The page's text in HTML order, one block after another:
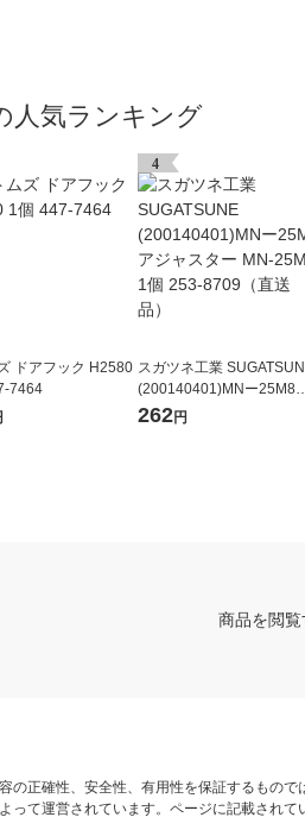
人気ランキング
ドアフック H2580
7464
4
スガツネ工業
(200140401)MNー25M8
ジャスター MN-25M8 1個 2
262円
商品を閲
正確性、安全性、有用性を保証するもので
て運営されています。ページに記載され